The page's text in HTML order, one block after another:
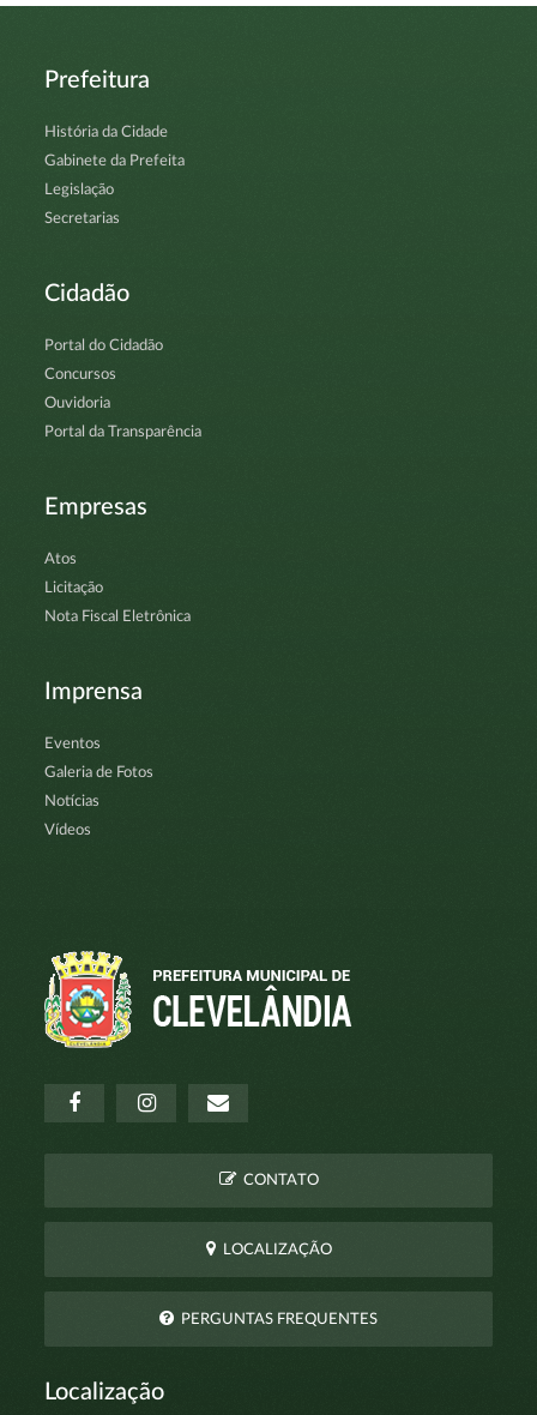
Prefeitura
História da Cidade
Gabinete da Prefeita
Legislação
Secretarias
Cidadão
Portal do Cidadão
Concursos
Ouvidoria
Portal da Transparência
Empresas
Atos
Licitação
Nota Fiscal Eletrônica
Imprensa
Eventos
Galeria de Fotos
Notícias
Vídeos
CONTATO
LOCALIZAÇÃO
PERGUNTAS FREQUENTES
Localização